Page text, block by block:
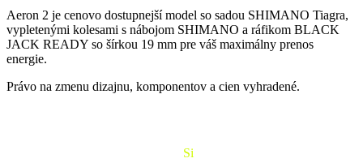
Aeron 2 je cenovo dostupnejší model so sadou SHIMANO Tiagra,
vypletenými kolesami s nábojom SHIMANO a ráfikom BLACK
JACK READY so šírkou 19 mm pre váš maximálny prenos
energie.
Právo na zmenu dizajnu, komponentov a cien vyhradené.
Si